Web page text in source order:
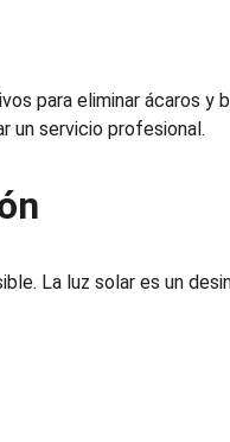
para eliminar ácaros y
un servicio profesional.
La luz solar es un